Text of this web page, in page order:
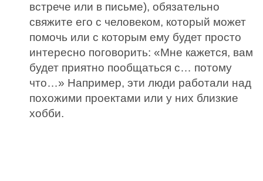
встрече или в письме), обязательно
свяжите его с человеком, который может
помочь или с которым ему будет просто
интересно поговорить: «Мне кажется, вам
будет приятно пообщаться с… потому
что…» Например, эти люди работали над
похожими проектами или у них близкие
хобби.